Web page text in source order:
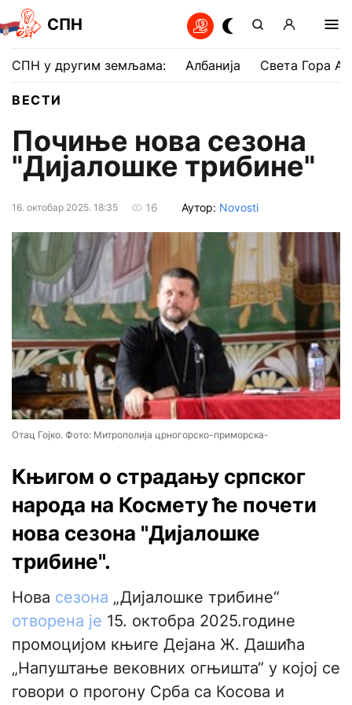
СПН
СПН у другим земљама: Албанија Света Гора
ВЕСТИ
Почиње нова сезона
"Дијалошке трибине"
16. октобар 2025. 18:35 16 Аутор: Novosti
Отац Гојко. Фото: Митрополија црногорско-приморска-
Књигом о страдању српског
народа на Космету ће почети
нова сезона "Дијалошке
трибине".
Нова сезона „Дијалошке трибине“
отворена је 15. октобра 2025.године
промоцијом књиге Дејана Ж. Дашића
„Напуштање вековних огњишта“ у којој се
говори о прогону Срба са Косова и